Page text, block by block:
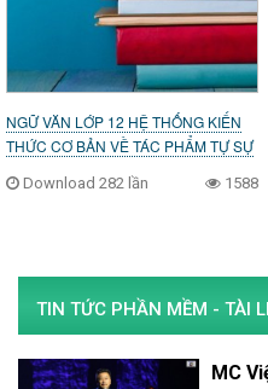
NGỮ VĂN LỚP 12 HỆ THỐNG KIẾN
THỨC CƠ BẢN VỀ TÁC PHẨM TỰ SỰ
Download 282 lần 1588
TIN TỨC PHẦN MỀM - TÀI
MC